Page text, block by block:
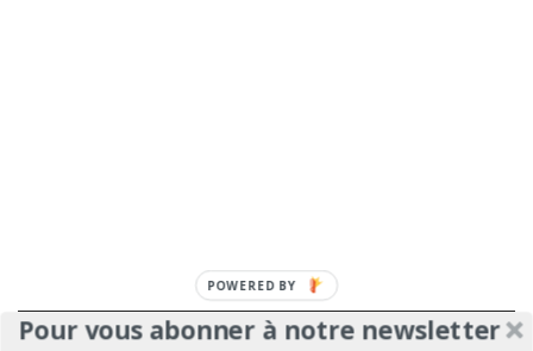
Pour vous abonner à notre newsletter
POWERED
BY